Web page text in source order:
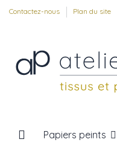
Contactez-nous Plan du site
Papiers peints